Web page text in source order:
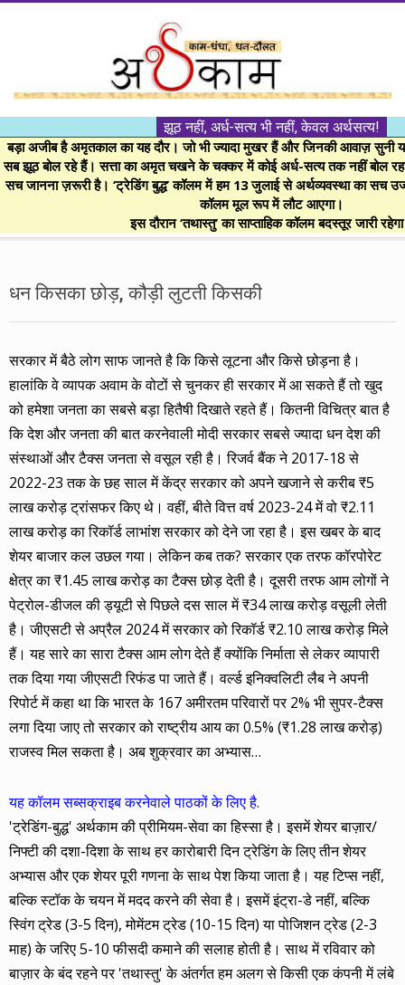
।।
अर्थकाम।।
BE
FINANCIALLY
CLEVER!
झूठ नहीं, अर्ध-सत्य भी नहीं, केवल अर्थसत्य!
बड़ा अजीब है अमृतकाल का यह दौर। जो भी ज्यादा मुखर हैं और जिनकी आवाज़ सुनी
सब झूठ बोल रहे हैं। सत्ता का अमृत चखने के चक्कर में कोई अर्ध-सत्य तक नहीं बोल
सच जानना ज़रूरी है। ‘ट्रेडिंग बुद्ध’ कॉलम में हम 13 जुलाई से अर्थव्यवस्था का सच
कॉलम मूल रूप में लौट आएगा।
इस दौरान ‘तथास्तु’ का साप्ताहिक कॉलम बदस्तूर जारी
Menu
धन किसका छोड़, कौड़ी लुटती किसकी
सरकार में बैठे लोग साफ जानते है कि किसे लूटना और किसे छोड़ना है।
हालांकि वे व्यापक अवाम के वोटों से चुनकर ही सरकार में आ सकते हैं तो खुद
को हमेशा जनता का सबसे बड़ा हितैषी दिखाते रहते हैं। कितनी विचित्र बात है
कि देश और जनता की बात करनेवाली मोदी सरकार सबसे ज्यादा धन देश की
संस्थाओं और टैक्स जनता से वसूल रही है। रिजर्व बैंक ने 2017-18 से
2022-23 तक के छह साल में केंद्र सरकार को अपने खजाने से करीब ₹5
लाख करोड़ ट्रांसफर किए थे। वहीं, बीते वित्त वर्ष 2023-24 में वो ₹2.11
लाख करोड़ का रिकॉर्ड लाभांश सरकार को देने जा रहा है। इस खबर के बाद
शेयर बाजार कल उछल गया। लेकिन कब तक? सरकार एक तरफ कॉरपोरेट
क्षेत्र का ₹1.45 लाख करोड़ का टैक्स छोड़ देती है। दूसरी तरफ आम लोगों ने
पेट्रोल-डीजल की ड्यूटी से पिछले दस साल में ₹34 लाख करोड़ वसूली लेती
है। जीएसटी से अप्रैल 2024 में सरकार को रिकॉर्ड ₹2.10 लाख करोड़ मिले
हैं। यह सारे का सारा टैक्स आम लोग देते हैं क्योंकि निर्माता से लेकर व्यापारी
तक दिया गया जीएसटी रिफंड पा जाते हैं। वर्ल्ड इनिक्वलिटी लैब ने अपनी
रिपोर्ट में कहा था कि भारत के 167 अमीरतम परिवारों पर 2% भी सुपर-टैक्स
लगा दिया जाए तो सरकार को राष्ट्रीय आय का 0.5% (₹1.28 लाख करोड़)
राजस्व मिल सकता है। अब शुक्रवार का अभ्यास…
यह कॉलम सब्सक्राइब करनेवाले पाठकों के लिए है.
'ट्रेडिंग-बुद्ध' अर्थकाम की प्रीमियम-सेवा का हिस्सा है। इसमें शेयर बाज़ार/
निफ्टी की दशा-दिशा के साथ हर कारोबारी दिन ट्रेडिंग के लिए तीन शेयर
अभ्यास और एक शेयर पूरी गणना के साथ पेश किया जाता है। यह टिप्स नहीं,
बल्कि स्टॉक के चयन में मदद करने की सेवा है। इसमें इंट्रा-डे नहीं, बल्कि
स्विंग ट्रेड (3-5 दिन), मोमेंटम ट्रेड (10-15 दिन) या पोजिशन ट्रेड (2-3
माह) के जरिए 5-10 फीसदी कमाने की सलाह होती है। साथ में रविवार को
बाज़ार के बंद रहने पर 'तथास्तु' के अंतर्गत हम अलग से किसी एक कंपनी में लंबे